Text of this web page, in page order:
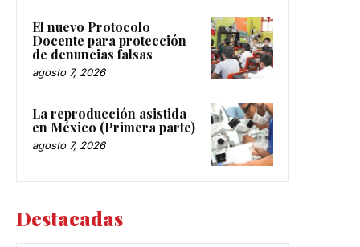
El nuevo Protocolo
Docente para protección
de denuncias falsas
agosto 7, 2026
La reproducción asistida
en México (Primera parte)
agosto 7, 2026
Destacadas